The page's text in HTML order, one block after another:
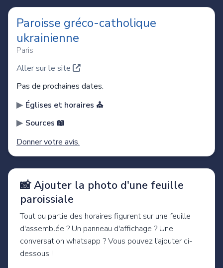
Paroisse gréco-catholique
ukrainienne
Paris
Aller sur le site
Pas de prochaines dates.
Églises et horaires ⛪️
Sources 📖
Donner votre avis.
📸 Ajouter la photo d'une feuille
paroissiale
Tout ou partie des horaires figurent sur une feuille
d'assemblée ? Un panneau d'affichage ? Une
conversation whatsapp ? Vous pouvez l'ajouter ci-
dessous !